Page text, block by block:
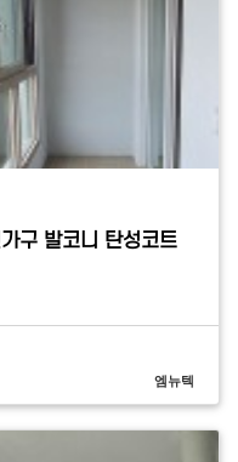
구 발코니 탄성코트
엠뉴텍